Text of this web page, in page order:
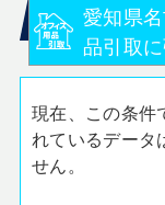
愛知県
品引取
現在、この条件
れているデータ
せん。